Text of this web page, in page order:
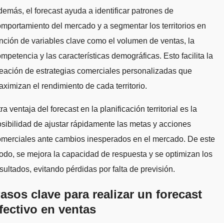
el forecast ayuda a identificar patrones de
del mercado y a segmentar los territorios en
de variables clave como el volumen de ventas, la
y las características demográficas. Esto facilita la
de estrategias comerciales personalizadas que
el rendimiento de cada territorio.
ventaja del forecast en la planificación territorial es la
de ajustar rápidamente las metas y acciones
ante cambios inesperados en el mercado. De este
se mejora la capacidad de respuesta y se optimizan los
evitando pérdidas por falta de previsión.
clave para realizar un forecast
en ventas